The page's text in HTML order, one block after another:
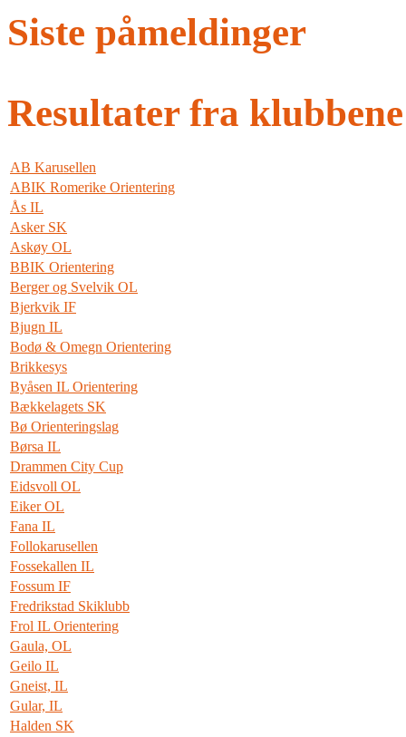
Siste påmeldinger
Resultater fra klubbene
AB Karusellen
ABIK Romerike Orientering
Ås IL
Asker SK
Askøy OL
BBIK Orientering
Berger og Svelvik OL
Bjerkvik IF
Bjugn IL
Bodø & Omegn Orientering
Brikkesys
Byåsen IL Orientering
Bækkelagets SK
Bø Orienteringslag
Børsa IL
Drammen City Cup
Eidsvoll OL
Eiker OL
Fana IL
Follokarusellen
Fossekallen IL
Fossum IF
Fredrikstad Skiklubb
Frol IL Orientering
Gaula, OL
Geilo IL
Gneist, IL
Gular, IL
Halden SK